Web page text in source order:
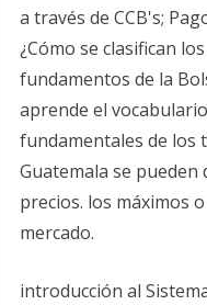
a través de CCB's;
¿Cómo se clasifican
fundamentos de la
aprende el
fundamentales de los
Guatemala se
precios. los máximos
mercado.
introducción al